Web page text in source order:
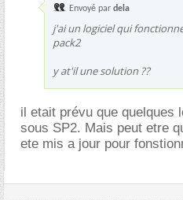
Envoyé par dela
j'ai un logiciel qui
pack2
y at'il une solution ??
il etait prévu que quelques
sous SP2. Mais peut etre
ete mis a jour pour